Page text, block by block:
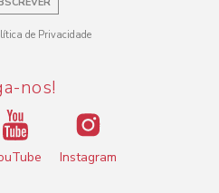
de Privacidade
nos!
Instagram